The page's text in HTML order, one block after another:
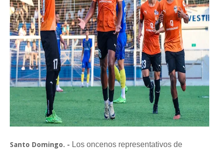
Santo Domingo. - Los oncenos representativos de